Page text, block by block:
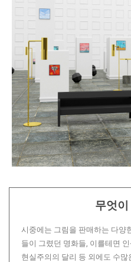
무엇이
시중에는 그림을 판매하는 다양
들이 그렸던 명화들, 이를테면
현실주의의 달리 등 외에도 수